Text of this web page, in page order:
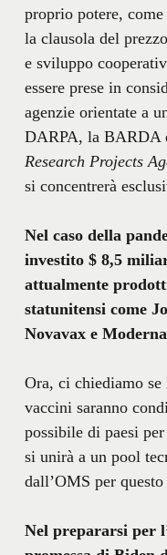
proprio potere,
la clausola del
e sviluppo
essere prese in
agenzie orientate a
DARPA, la BARDA
Research Projects
si concentrerà
Nel caso della
investito $ 8,5
attualmente
statunitensi come
Novavax e
Ora, ci chiediamo se
vaccini saranno
possibile di paesi
si unirà a un pool
dall’OMS per
Nel prepararsi per